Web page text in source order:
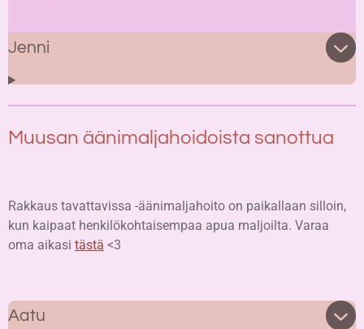
Jenni
Muusan äänimaljahoidoista sanottua
Rakkaus tavattavissa -äänimaljahoito on paikallaan silloin,
kun kaipaat henkilökohtaisempaa apua maljoilta. Varaa
oma aikasi tästä <3
Aatu